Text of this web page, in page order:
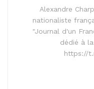
Alexandre
nationaliste
"Journal d'un
dédié à
https://